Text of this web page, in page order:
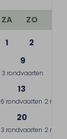
ZA
ZO
1
2
9
3 rondvaarten
13
6 rondvaarten 2
20
3 rondvaarten 2